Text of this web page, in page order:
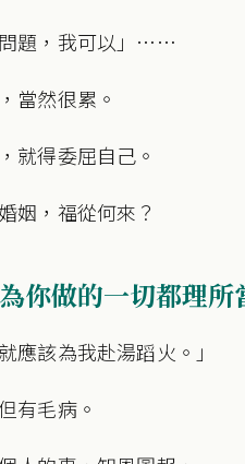
題，我可以」……
當然很累。
就得委屈自己。
姻，福從何來？
你做的一切都理所
應該為我赴湯蹈火。」
有毛病。